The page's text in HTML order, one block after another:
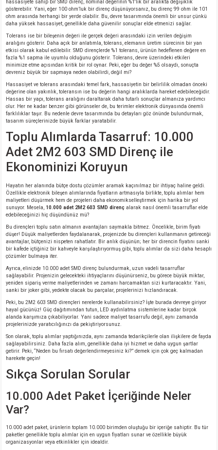
MARKA)
hassasiyete sahip bir SMD direnç, nominal değerinin %1'lik bir aralıkta değişiklik
gösterebilir. Yani, eğer 100 ohm’luk bir direnç düşünüyorsanız, bu direnç 99 ohm ile 101
ohm arasında herhangi bir yerde olabilir. Bu, devre tasarımında önemli bir unsur çünkü
daha yüksek hassasiyet, genellikle daha güvenilir sonuçlar elde etmenizi sağlar.
Tolerans ise bir bileşenin değeri ile gerçek değeri arasındaki izin verilen değişim
aralığını gösterir. Daha açık bir anlatımla, tolerans, elemanın üretim sürecinin bir yan
etkisi olarak kabul edilebilir. SMD dirençlerde %1 tolerans, ürünün hedeflenen değere en
fazla %1 sapma ile uyumlu olduğunu gösterir. Tolerans, devre üzerindeki etkileri
minimize etme açısından kritik bir rol oynar. Peki, eğer bu değer %5 olsaydı, sonuçta
devreniz büyük bir sapmaya neden olabilirdi, değil mi?
Hassasiyet ve tolerans arasındaki temel fark, hassasiyetin bir belirlilik olmadan önceki
değerine olan yakınlık, toleransın ise bu değerin hangi aralıklarda hareket edebileceğidir.
Hassas bir yapı, tolerans aralığını daraltarak daha tutarlı sonuçlar almanıza yardımcı
olur. Her ne kadar benzer gibi görünseler de, bu terimler elektronik dünyasında önemli
farklılıklar taşır. Bu nedenle devre tasarımında bu detayları göz önünde bulundurmak,
tasarım süreçlerinizde büyük farklar yaratabilir.
Toplu Alımlarda Tasarruf: 10.000
Adet 2M2 603 SMD Direnç ile
Ekonominizi Koruyun
Hayatın her alanında bütçe dostu çözümler aramak kaçınılmaz bir ihtiyaç haline geldi.
Özellikle elektronik bileşen alımlarında fiyatların artmasıyla birlikte, toplu alımlar hem
maliyetleri düşürmek hem de projeleri daha ekonomikselleştirmek için harika bir yol
sunuyor. Mesela, 10.000 adet 2M2 603 SMD direnç alarak nasıl önemli tasarruflar elde
edebileceğinizi hiç düşündünüz mü?
Bu dirençleri toplu satın almanın avantajları saymakla bitmez. Öncelikle, birim fiyatı
düşer! Düşük maliyetlerden faydalanarak, projenizde bu dirençleri kullanmanın getireceği
avantajlar, bütçenizi nispeten rahatlatır. Bir anlık düşünün; her bir direncin fiyatını sanki
bir kafede içtiğiniz bir kahveyle karşılaştırıyormuş gibi, toplu alımlar da sizi daha hesaplı
çözümler bulmaya iter.
Ayrıca, elinizde 10.000 adet SMD direnç bulundurmak, uzun vadeli tasarruflar
sağlayabilir. Projenizin gelecekteki ihtiyaçlarını düşünürseniz, bu görece büyük miktar,
yeniden sipariş verme maliyetlerinden ve zamanı harcamaktan sizi kurtaracaktır. Yani,
sanki bir joker gibi, yedekte olacak bu parçalar, projelerinizi hızlandıracak.
Peki, bu 2M2 603 SMD dirençleri nerelerde kullanabilirsiniz? İşte burada devreye giriyor
hayal gücünüz! Güç dağıtımından tutun, LED aydınlatma sistemlerine kadar birçok
alanda karşımıza çıkabiliyorlar. Yani sadece maliyet tasarrufu değil, aynı zamanda
projelerinizde yaratıcılığınızı da pekiştiriyorsunuz.
Son olarak, toplu alımlar yaptığınızda, aynı zamanda tedarikçilerle olan ilişkilere de fayda
sağlayabilirsiniz. Daha fazla alım, genellikle daha iyi hizmet ve daha uygun şartlar
getirir. Peki, “Neden bu fırsatı değerlendirmeyesiniz ki?” demek için çok geç kalmadan
harekete geçin!
Sıkça Sorulan Sorular
10.000 Adet Paket İçeriğinde Neler
Var?
10.000 adet paket, ürünlerin toplam 10.000 birimden oluştuğu bir içeriğe sahiptir. Bu tür
paketler genellikle toplu alımlar için en uygun fiyatları sunar ve özellikle büyük
organizasyonlar veya etkinlikler için idealdir.